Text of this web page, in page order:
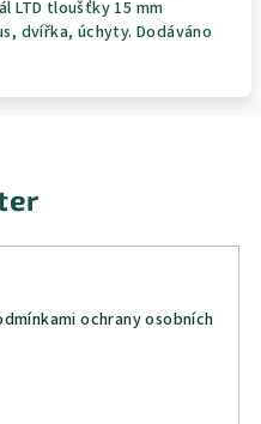
LTD tloušťky 15 mm
dvířka, úchyty. Dodáváno
ochrany osobních